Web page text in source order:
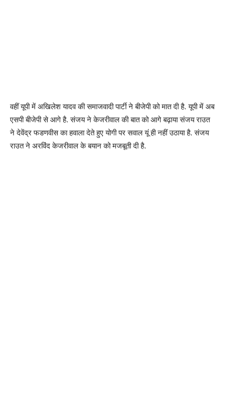
वहीं यूपी में अखिलेश यादव की समाजवादी पार्टी ने बीजेपी को मात दी है. यूपी में अब
एसपी बीजेपी से आगे है. संजय ने केजरीवाल की बात को आगे बढ़ाया संजय राउत
ने देवेंद्र फडणवीस का हवाला देते हुए योगी पर सवाल यूं ही नहीं उठाया है. संजय
राउत ने अरविंद केजरीवाल के बयान को मजबूती दी है.